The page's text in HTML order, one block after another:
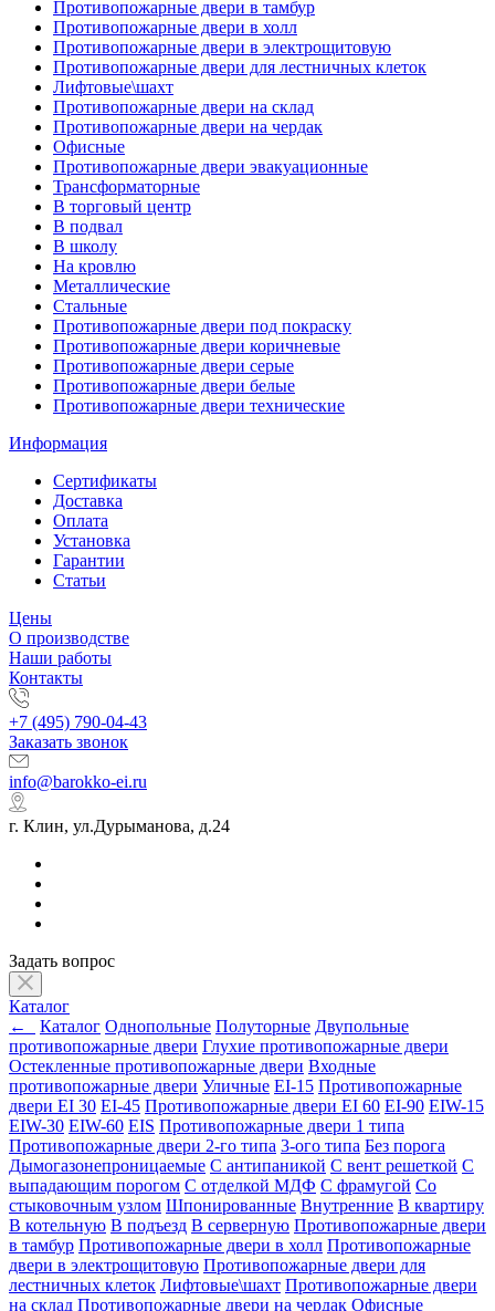
Противопожарные двери в тамбур
Противопожарные двери в холл
Противопожарные двери в электрощитовую
Противопожарные двери для лестничных клеток
Лифтовые\шахт
Противопожарные двери на склад
Противопожарные двери на чердак
Офисные
Противопожарные двери эвакуационные
Трансформаторные
В торговый центр
В подвал
В школу
На кровлю
Металлические
Стальные
Противопожарные двери под покраску
Противопожарные двери коричневые
Противопожарные двери серые
Противопожарные двери белые
Противопожарные двери технические
Информация
Сертификаты
Доставка
Оплата
Установка
Гарантии
Статьи
Цены
О производстве
Наши работы
Контакты
+7 (495) 790-04-43
Заказать звонок
info@barokko-ei.ru
г. Клин, ул.Дурыманова, д.24
Задать вопрос
Каталог
←
Каталог Однопольные Полуторные Двупольные
противопожарные двери Глухие противопожарные двери
Остекленные противопожарные двери Входные
противопожарные двери Уличные EI-15 Противопожарные
двери EI 30 EI-45 Противопожарные двери EI 60 EI-90 EIW-15
EIW-30 EIW-60 EIS Противопожарные двери 1 типа
Противопожарные двери 2-го типа 3-ого типа Без порога
Дымогазонепроницаемые С антипаникой С вент решеткой С
выпадающим порогом С отделкой МДФ С фрамугой Со
стыковочным узлом Шпонированные Внутренние В квартиру
В котельную В подъезд В серверную Противопожарные двери
в тамбур Противопожарные двери в холл Противопожарные
двери в электрощитовую Противопожарные двери для
лестничных клеток Лифтовые\шахт Противопожарные двери
на склад Противопожарные двери на чердак Офисные